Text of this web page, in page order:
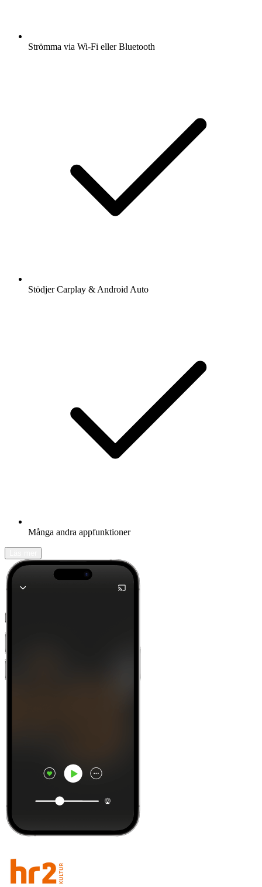
Strömma via Wi-Fi eller Bluetooth
Stödjer Carplay & Android Auto
Många andra appfunktioner